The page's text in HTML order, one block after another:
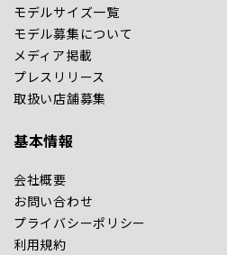
モデルサイズ一覧
モデル募集について
メディア掲載
プレスリリース
取扱い店舗募集
基本情報
会社概要
お問い合わせ
プライバシーポリシー
利用規約